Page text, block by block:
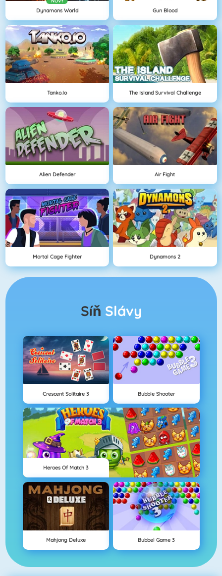
Dynamons World Gun Blood
Tanko.io The Island Survival Challenge
Alien Defender Air Fight
Mortal Cage Fighter Dynamons 2
Síň Slávy
Crescent Solitaire 3 Bubble Shooter
Heroes Of Match 3
Mahjong Deluxe Bubbel Game 3